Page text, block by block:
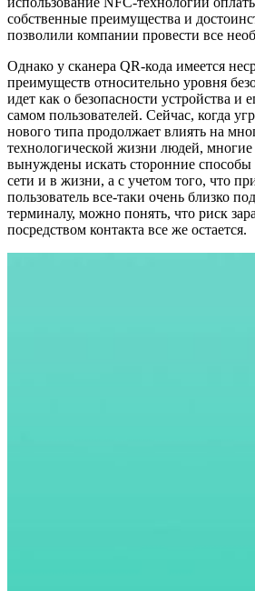
собственные преимущества и
позволили компании провести все
Однако у сканера QR-кода имеется
преимуществ относительно уровня
идет как о безопасности устройства и
самом пользователей. Сейчас, когда
нового типа продолжает влиять на
технологической жизни людей,
вынуждены искать сторонние способы
сети и в жизни, а с учетом того, что
пользователь все-таки очень близко
терминалу, можно понять, что риск
посредством контакта все же остается.